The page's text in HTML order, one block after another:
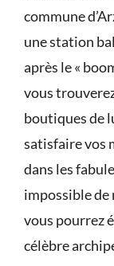
commune
une station
après le «
vous
boutiques de
satisfaire vos
dans les
impossible de
vous pourrez
célèbre